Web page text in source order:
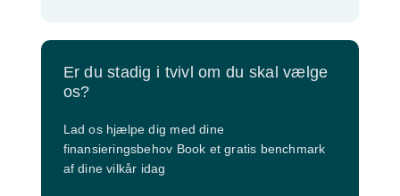
Er du stadig i tvivl om du skal vælge
os?
Lad os hjælpe dig med dine
finansieringsbehov Book et gratis benchmark
af dine vilkår idag